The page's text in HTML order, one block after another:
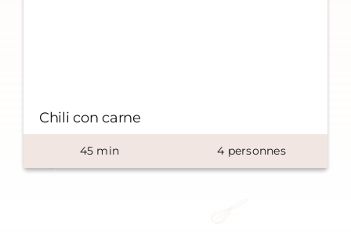
Chili con carne
45 min 4 personnes